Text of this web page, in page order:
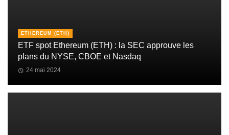
ETHEREUM (ETH)
ETF spot Ethereum (ETH) : la SEC approuve les
plans du NYSE, CBOE et Nasdaq
24 mai 2024